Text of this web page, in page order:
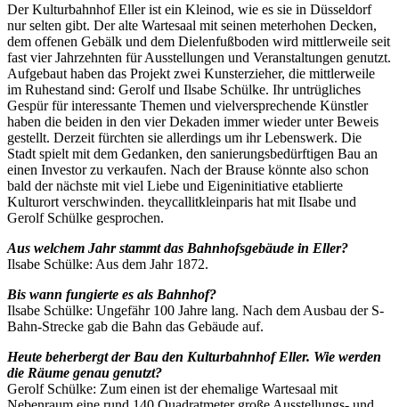
Der Kulturbahnhof Eller ist ein Kleinod, wie es sie in Düsseldorf
nur selten gibt. Der alte Wartesaal mit seinen meterhohen Decken,
dem offenen Gebälk und dem Dielenfußboden wird mittlerweile seit
fast vier Jahrzehnten für Ausstellungen und Veranstaltungen genutzt.
Aufgebaut haben das Projekt zwei Kunsterzieher, die mittlerweile
im Ruhestand sind: Gerolf und Ilsabe Schülke. Ihr untrügliches
Gespür für interessante Themen und vielversprechende Künstler
haben die beiden in den vier Dekaden immer wieder unter Beweis
gestellt. Derzeit fürchten sie allerdings um ihr Lebenswerk. Die
Stadt spielt mit dem Gedanken, den sanierungsbedürftigen Bau an
einen Investor zu verkaufen. Nach der Brause könnte also schon
bald der nächste mit viel Liebe und Eigeninitiative etablierte
Kulturort verschwinden. theycallitkleinparis hat mit Ilsabe und
Gerolf Schülke gesprochen.
Aus welchem Jahr stammt das Bahnhofsgebäude in Eller?
Ilsabe Schülke: Aus dem Jahr 1872.
Bis wann fungierte es als Bahnhof?
Ilsabe Schülke: Ungefähr 100 Jahre lang. Nach dem Ausbau der S-
Bahn-Strecke gab die Bahn das Gebäude auf.
Heute beherbergt der Bau den Kulturbahnhof Eller. Wie werden
die Räume genau genutzt?
Gerolf Schülke: Zum einen ist der ehemalige Wartesaal mit